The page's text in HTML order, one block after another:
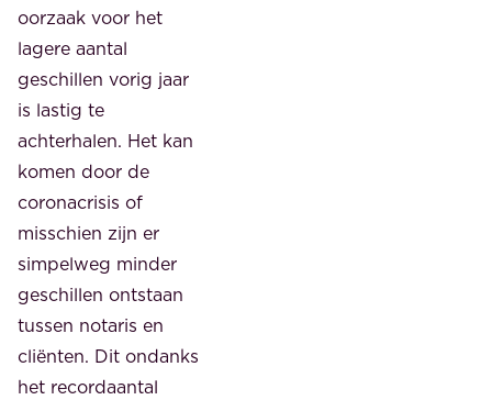
oorzaak voor het
lagere aantal
geschillen vorig jaar
is lastig te
achterhalen. Het kan
komen door de
coronacrisis of
misschien zijn er
simpelweg minder
geschillen ontstaan
tussen notaris en
cliënten. Dit ondanks
het recordaantal